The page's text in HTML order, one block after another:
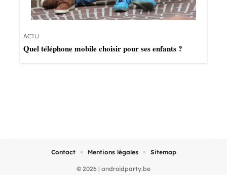
ACTU
Quel téléphone mobile choisir pour ses enfants ?
© 2026 | androidparty.be
Contact Mentions légales Sitemap